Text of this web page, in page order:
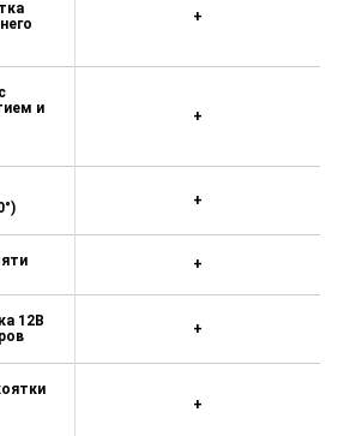
автоматического
(AEB)
(LDW)
мониторинга "слепых" зон
предотвращения боковых
при движении
рулевая
безопасности водителя
и
12В
+
+
+
+
+
+